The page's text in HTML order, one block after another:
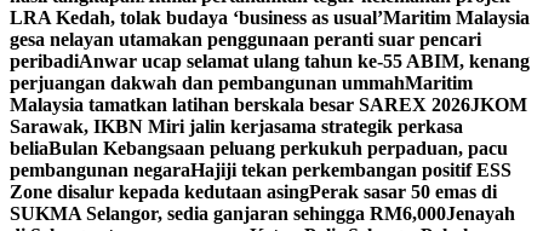
LRA Kedah, tolak budaya ‘business as usual’Maritim Malaysia
gesa nelayan utamakan penggunaan peranti suar pencari
peribadiAnwar ucap selamat ulang tahun ke-55 ABIM, kenang
perjuangan dakwah dan pembangunan ummahMaritim
Malaysia tamatkan latihan berskala besar SAREX 2026JKOM
Sarawak, IKBN Miri jalin kerjasama strategik perkasa
beliaBulan Kebangsaan peluang perkukuh perpaduan, pacu
pembangunan negaraHajiji tekan perkembangan positif ESS
Zone disalur kepada kedutaan asingPerak sasar 50 emas di
SUKMA Selangor, sedia ganjaran sehingga RM6,000Jenayah